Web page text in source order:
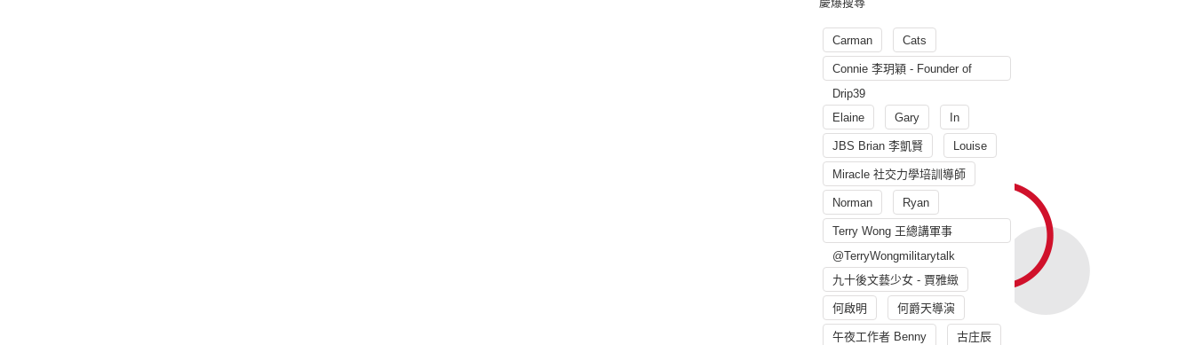
Carman Cats
Connie 李玥穎 - Founder of
Drip39
Elaine
Gary In
JBS Brian 李凱賢 Louise
Miracle 社交力學培訓導師
Norman Ryan
Terry Wong 王總講軍事
@TerryWongmilitarytalk
九十後文藝少女 - 賈雅緻
何啟明 何爵天導演
午夜工作者 Benny 古庄辰